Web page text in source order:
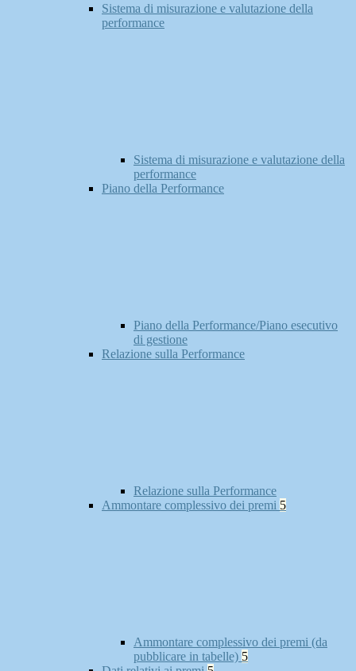
Sistema di misurazione e valutazione della
performance
Sistema di misurazione e valutazione della
performance
Piano della Performance
Piano della Performance/Piano esecutivo
di gestione
Relazione sulla Performance
Relazione sulla Performance
Ammontare complessivo dei premi 5
Ammontare complessivo dei premi (da
pubblicare in tabelle) 5